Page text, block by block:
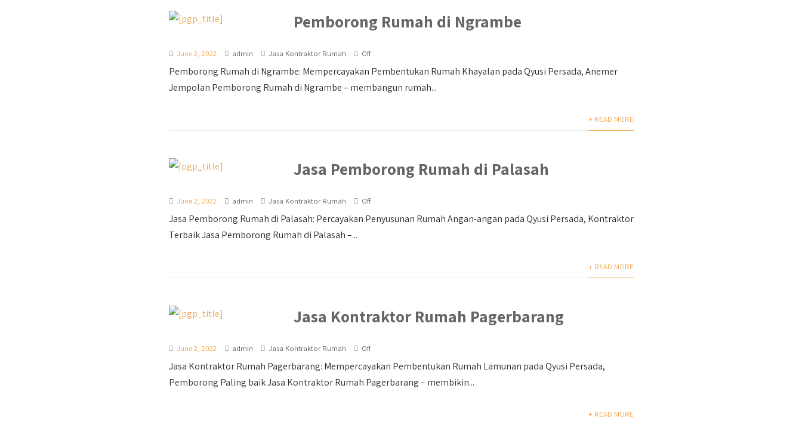
Pemborong Rumah di Ngrambe
June 2, 2022 admin Jasa Kontraktor Rumah Off
Pemborong Rumah di Ngrambe: Mempercayakan Pembentukan Rumah Khayalan pada Qyusi Persada, Anemer
Jempolan Pemborong Rumah di Ngrambe – membangun rumah...
+ READ MORE
Jasa Pemborong Rumah di Palasah
June 2, 2022 admin Jasa Kontraktor Rumah Off
Jasa Pemborong Rumah di Palasah: Percayakan Penyusunan Rumah Angan-angan pada Qyusi Persada, Kontraktor
Terbaik Jasa Pemborong Rumah di Palasah –...
+ READ MORE
Jasa Kontraktor Rumah Pagerbarang
June 2, 2022 admin Jasa Kontraktor Rumah Off
Jasa Kontraktor Rumah Pagerbarang: Mempercayakan Pembentukan Rumah Lamunan pada Qyusi Persada,
Pemborong Paling baik Jasa Kontraktor Rumah Pagerbarang – membikin...
+ READ MORE